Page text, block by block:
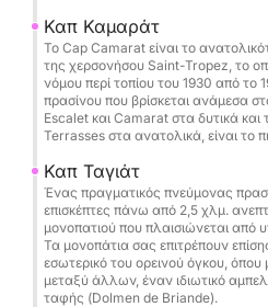
Ιπλό προς Cap Taillat
Κολύμπι σε κρυστάλλινα
Θαλάσσια σπορ και
Επιστροφή στο Saint-
Μια ιδανική μέρα για να
όμορφα αγκυροβόλια σε
στο Pampelonne ή σε μια
Cap Taillat.
Καπ Καμαράτ
Το Cap Camarat είναι το
της χερσονήσου Saint-Tropez, το
νόμου περί τοπίου του 1930 από το
πρασίνου που βρίσκεται ανάμεσα
Escalet και Camarat στα δυτικά και
Terrasses στα ανατολικά, είναι το
Καπ Ταγιάτ
Ένας πραγματικός πνεύμονας
επισκέπτες πάνω από 2,5 χλμ.
μονοπατιού που πλαισιώνεται από
Τα μονοπάτια σας επιτρέπουν
εσωτερικό του ορεινού όγκου,
μεταξύ άλλων, έναν ιδιωτικό
ταφής (Dolmen de Briande).